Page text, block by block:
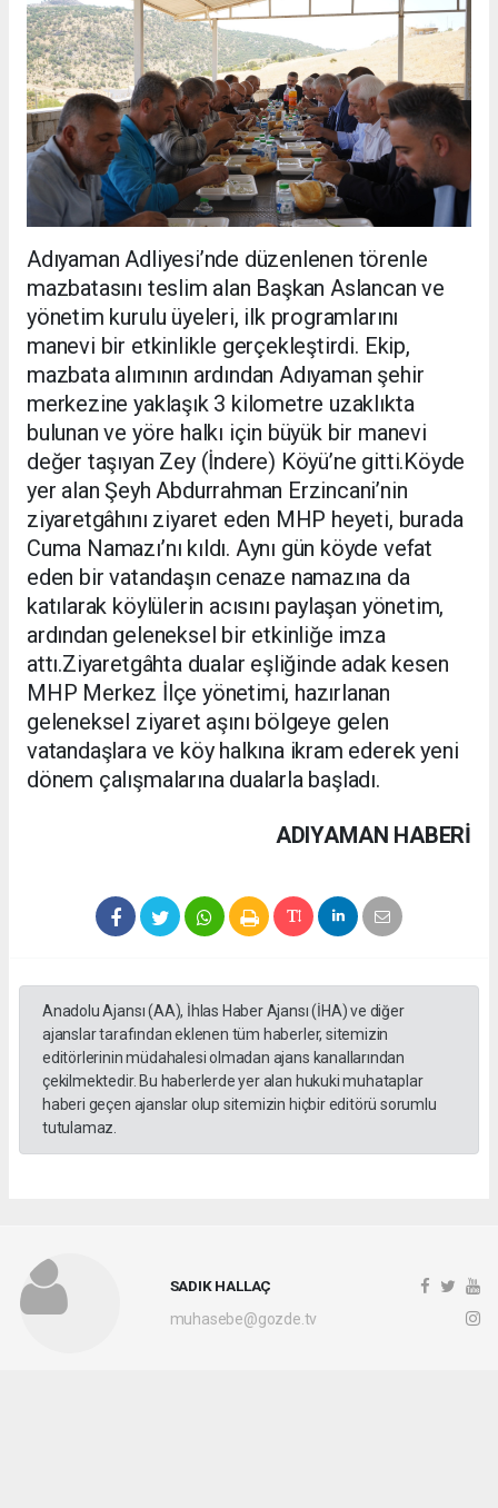
Adıyaman Adliyesi’nde düzenlenen törenle
mazbatasını teslim alan Başkan Aslancan ve
yönetim kurulu üyeleri, ilk programlarını
manevi bir etkinlikle gerçekleştirdi. Ekip,
mazbata alımının ardından Adıyaman şehir
merkezine yaklaşık 3 kilometre uzaklıkta
bulunan ve yöre halkı için büyük bir manevi
değer taşıyan Zey (İndere) Köyü’ne gitti.Köyde
yer alan Şeyh Abdurrahman Erzincani’nin
ziyaretgâhını ziyaret eden MHP heyeti, burada
Cuma Namazı’nı kıldı. Aynı gün köyde vefat
eden bir vatandaşın cenaze namazına da
katılarak köylülerin acısını paylaşan yönetim,
ardından geleneksel bir etkinliğe imza
attı.Ziyaretgâhta dualar eşliğinde adak kesen
MHP Merkez İlçe yönetimi, hazırlanan
geleneksel ziyaret aşını bölgeye gelen
vatandaşlara ve köy halkına ikram ederek yeni
dönem çalışmalarına dualarla başladı.
ADIYAMAN HABERİ
Anadolu Ajansı (AA), İhlas Haber Ajansı (İHA) ve diğer
ajanslar tarafından eklenen tüm haberler, sitemizin
editörlerinin müdahalesi olmadan ajans kanallarından
çekilmektedir. Bu haberlerde yer alan hukuki muhataplar
haberi geçen ajanslar olup sitemizin hiçbir editörü sorumlu
tutulamaz.
SADIK HALLAÇ
muhasebe@gozde.tv